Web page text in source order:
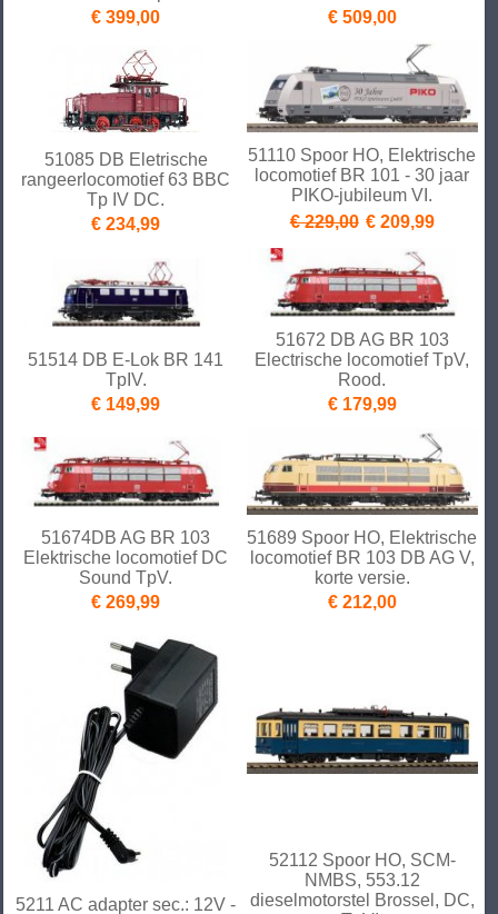
€ 399,00
€ 509,00
51085 DB Eletrische
rangeerlocomotief 63 BBC
Tp IV DC.
€ 234,99
51110 Spoor HO, Elektrische
locomotief BR 101 - 30 jaar
PIKO-jubileum VI.
€ 229,00 € 209,99
51514 DB E-Lok BR 141
TpIV.
€ 149,99
51672 DB AG BR 103
Electrische locomotief TpV,
Rood.
€ 179,99
51674DB AG BR 103
Elektrische locomotief DC
Sound TpV.
€ 269,99
51689 Spoor HO, Elektrische
locomotief BR 103 DB AG V,
korte versie.
€ 212,00
5211 AC adapter sec.: 12V -
52112 Spoor HO, SCM-
NMBS, 553.12
dieselmotorstel Brossel, DC,